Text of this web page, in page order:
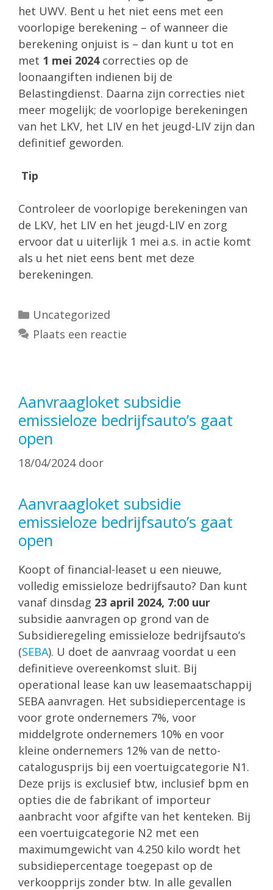
het UWV. Bent u het niet eens met een
voorlopige berekening – of wanneer die
berekening onjuist is – dan kunt u tot en
met 1 mei 2024correcties op de
loonaangiften indienen bij de
Belastingdienst. Daarna zijn correcties niet
meer mogelijk; de voorlopige berekeningen
van het LKV, het LIV en het jeugd-LIV zijn dan
definitief geworden.
Tip
Controleer de voorlopige berekeningen van
de LKV, het LIV en het jeugd-LIV en zorg
ervoor dat u uiterlijk 1 mei a.s. in actie komt
als u het niet eens bent met deze
berekeningen.
Categorieën
Uncategorized
Plaats een reactie
Aanvraagloket subsidie
emissieloze bedrijfsauto’s gaat
open
18/04/2024 door
Aanvraagloket subsidie
emissieloze bedrijfsauto’s gaat
open
Koopt of financial-leaset u een nieuwe,
volledig emissieloze bedrijfsauto? Dan kunt
vanaf dinsdag 23 april 2024, 7:00 uur
subsidie aanvragen op grond van de
Subsidieregeling emissieloze bedrijfsauto’s
(SEBA). U doet de aanvraag voordat u een
definitieve overeenkomst sluit. Bij
operational lease kan uw leasemaatschappij
SEBA aanvragen. Het subsidiepercentage is
voor grote ondernemers 7%, voor
middelgrote ondernemers 10% en voor
kleine ondernemers 12% van de netto-
catalogusprijs bij een voertuigcategorie N1.
Deze prijs is exclusief btw, inclusief bpm en
opties die de fabrikant of importeur
aanbracht voor afgifte van het kenteken. Bij
een voertuigcategorie N2 met een
maximumgewicht van 4.250 kilo wordt het
subsidiepercentage toegepast op de
verkoopprijs zonder btw. In alle gevallen